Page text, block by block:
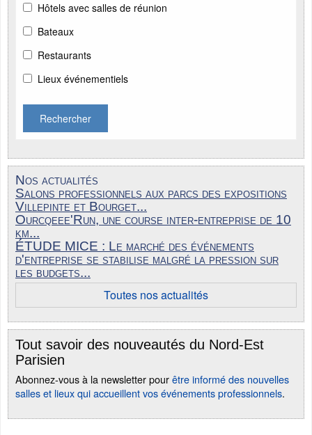
Hôtels avec salles de réunion
Bateaux
Restaurants
Lieux événementiels
Rechercher
Nos actualités
Salons professionnels aux parcs des expositions
Villepinte et Bourget...
Ourcqeee'Run, une course inter-entreprise de 10
km...
ÉTUDE MICE : Le marché des événements
d'entreprise se stabilise malgré la pression sur
les budgets...
Toutes nos actualités
Tout savoir des nouveautés du Nord-Est
Parisien
Abonnez-vous à la newsletter pourêtre informé des nouvelles
salles et lieux qui accueillent vos événements professionnels.